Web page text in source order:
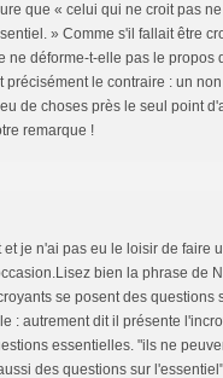
que « celui qui ne croit pas
» Comme s'il fallait être
déforme-t-elle pas le propos
précisément le contraire : un
de choses près le seul point
remarque !
je n'ai pas eu le loisir de faire
bien la phrase de
se posent des questions
: autrement dit il présente
essentielles. "ils ne
des questions sur